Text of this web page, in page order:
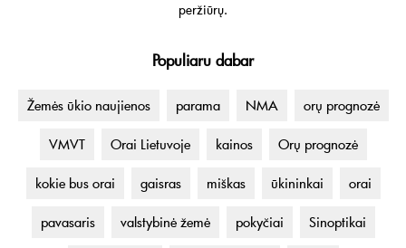
peržiūrų.
Populiaru dabar
Žemės ūkio naujienos parama NMA orų prognozė
VMVT Orai Lietuvoje kainos Orų prognozė
kokie bus orai gaisras miškas ūkininkai orai
pavasaris valstybinė žemė pokyčiai Sinoptikai